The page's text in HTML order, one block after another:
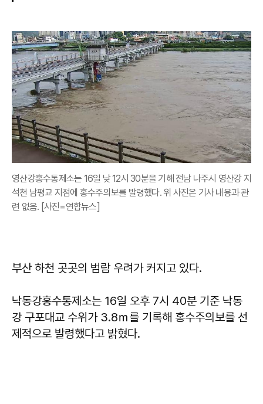
영산강홍수통제소는 16일 낮 12시 30분을 기해 전남 나주시 영산강 지
석천 남평교 지점에 홍수주의보를 발령했다. 위 사진은 기사 내용과 관
련 없음. [사진=연합뉴스]
부산 하천 곳곳의 범람 우려가 커지고 있다.
낙동강홍수통제소는 16일 오후 7시 40분 기준 낙동
강 구포대교 수위가 3.8ｍ를 기록해 홍수주의보를 선
제적으로 발령했다고 밝혔다.